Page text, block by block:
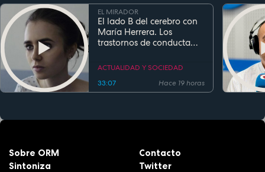
EL MIRADOR
El lado B del cerebro con
María Herrera. Los
trastornos de conducta
ACTUALIDAD Y SOCIEDAD
33:07
Hace 19 horas
Sobre ORM
Sintoniza
Contacto
Twitter